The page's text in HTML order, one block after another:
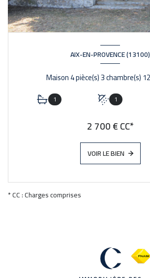
AIX-EN-PROVENCE (13100)
1 1
2 700 € CC*
VOIR LE BIEN
* CC : Charges comprises